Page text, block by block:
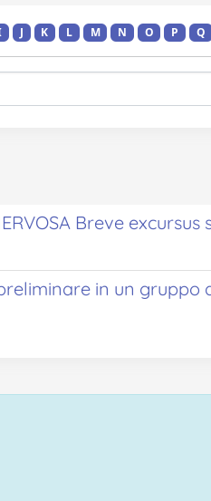
J K L M N O P Q
Breve excursus
preliminare in un